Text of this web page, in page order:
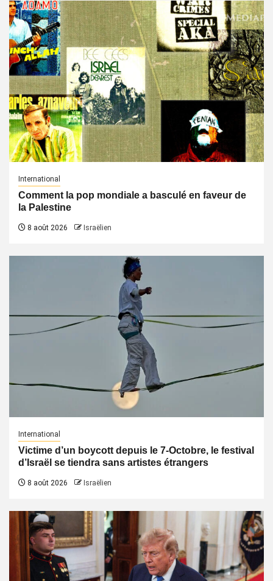
International
Comment la pop mondiale a basculé en faveur de
la Palestine
8 août 2026 Israëlien
International
Victime d’un boycott depuis le 7-Octobre, le festival
d’Israël se tiendra sans artistes étrangers
8 août 2026 Israëlien